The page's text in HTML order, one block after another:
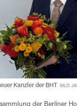
Kanzler der BHT BILD:
der Berliner